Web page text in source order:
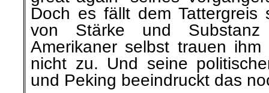
Doch es fällt dem Tattergreis
von Stärke und
Amerikaner selbst trauen
nicht zu. Und seine
und Peking beeindruckt das